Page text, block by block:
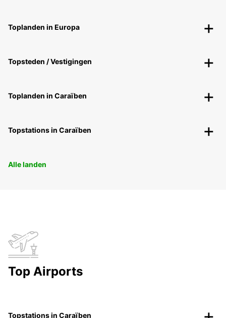
Toplanden in Europa
Topsteden / Vestigingen
Toplanden in Caraïben
Topstations in Caraïben
Alle landen
Top Airports
Topstations in Caraïben